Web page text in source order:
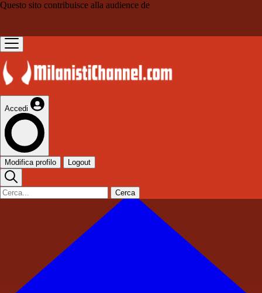
Questo sito contribuisce alla audience de
Accedi
Modifica profilo Logout
Cerca